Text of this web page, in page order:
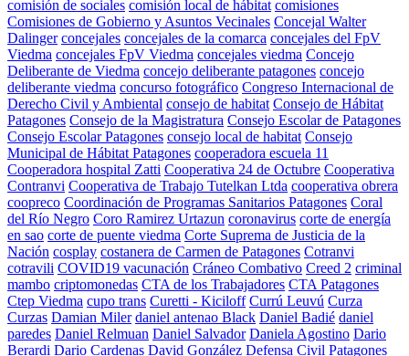
comisión de sociales comisión local de hábitat comisiones
Comisiones de Gobierno y Asuntos Vecinales Concejal Walter
Dalinger concejales concejales de la comarca concejales del FpV
Viedma concejales FpV Viedma concejales viedma Concejo
Deliberante de Viedma concejo deliberante patagones concejo
deliberante viedma concurso fotográfico Congreso Internacional de
Derecho Civil y Ambiental consejo de habitat Consejo de Hábitat
Patagones Consejo de la Magistratura Consejo Escolar de Patagones
Consejo Escolar Patagones consejo local de habitat Consejo
Municipal de Hábitat Patagones cooperadora escuela 11
Cooperadora hospital Zatti Cooperativa 24 de Octubre Cooperativa
Contranvi Cooperativa de Trabajo Tutelkan Ltda cooperativa obrera
coopreco Coordinación de Programas Sanitarios Patagones Coral
del Río Negro Coro Ramirez Urtazun coronavirus corte de energía
en sao corte de puente viedma Corte Suprema de Justicia de la
Nación cosplay costanera de Carmen de Patagones Cotranvi
cotravili COVID19 vacunación Cráneo Combativo Creed 2 criminal
mambo criptomonedas CTA de los Trabajadores CTA Patagones
Ctep Viedma cupo trans Curetti - Kiciloff Currú Leuvú Curza
Curzas Damian Miler daniel antenao Black Daniel Badié daniel
paredes Daniel Relmuan Daniel Salvador Daniela Agostino Dario
Berardi Dario Cardenas David González Defensa Civil Patagones